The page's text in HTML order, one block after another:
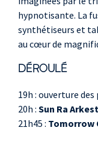
hypnotisante. La
synthétiseurs et
au cœur de
DÉROULÉ
19h : ouverture
20h : Sun Ra
21h45 : Tomorrow